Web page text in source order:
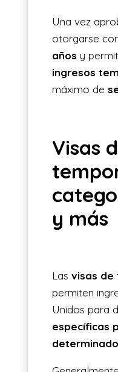
Una vez
otorgarse
años y
ingresos
máximo de
Visas
y más
Las visas de
permiten
Unidos para
específicas
determinado